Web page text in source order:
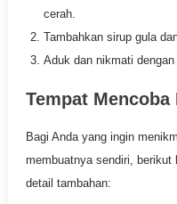
cerah.
Tambahkan sirup gula
Aduk dan nikmati dengan
Tempat Mencoba
Bagi Anda yang ingin
membuatnya sendiri, berikut
detail tambahan: